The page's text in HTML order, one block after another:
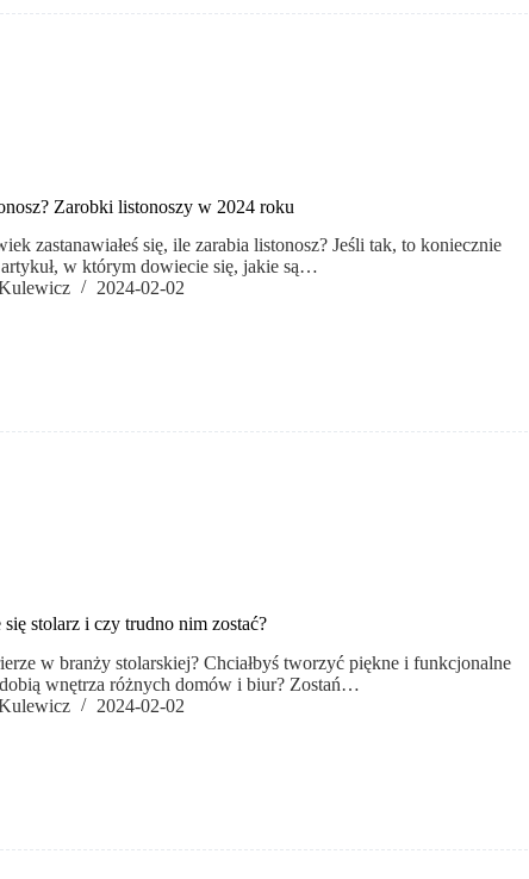
Zarobki listonoszy w 2024 roku
zastanawiałeś się, ile zarabia listonosz? Jeśli tak, to koniecznie
w którym dowiecie się, jakie są…
2024-02-02
stolarz i czy trudno nim zostać?
w branży stolarskiej? Chciałbyś tworzyć piękne i funkcjonalne
wnętrza różnych domów i biur? Zostań…
2024-02-02